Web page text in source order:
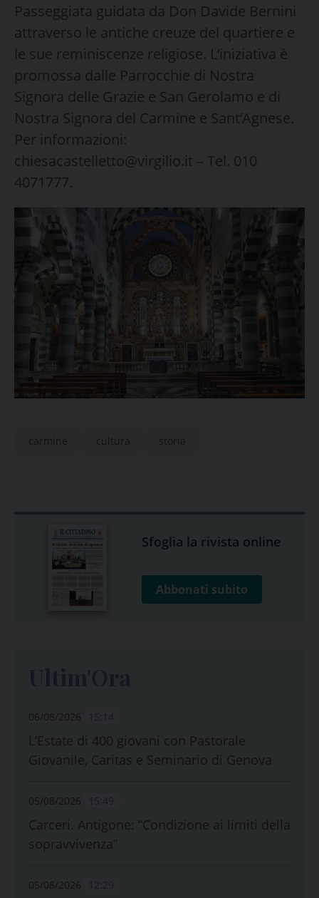
Passeggiata guidata da Don Davide Bernini
attraverso le antiche creuze del quartiere e
le sue reminiscenze religiose. L’iniziativa è
promossa dalle Parrocchie di Nostra
Signora delle Grazie e San Gerolamo e di
Nostra Signora del Carmine e Sant’Agnese.
Per informazioni:
chiesacastelletto@virgilio.it – Tel. 010
4071777.
carmine cultura storia
Sfoglia la rivista online
Abbonati subito
06/08/2026
L’Estate di 400 giovani con Pastorale
Giovanile, Caritas e Seminario di Genova
05/08/2026
Carceri. Antigone: “Condizione ai limiti della
sopravvivenza”
05/08/2026